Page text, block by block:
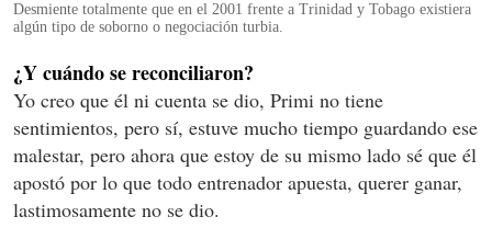
Desmiente totalmente que en el 2001 frente a Trinidad y Tobago existiera
algún tipo de soborno o negociación turbia.
¿Y cuándo se reconciliaron?
Yo creo que él ni cuenta se dio, Primi no tiene
sentimientos, pero sí, estuve mucho tiempo guardando ese
malestar, pero ahora que estoy de su mismo lado sé que él
apostó por lo que todo entrenador apuesta, querer ganar,
lastimosamente no se dio.